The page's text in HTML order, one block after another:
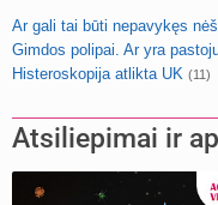
Ar gali tai būti nepavykęs
Gimdos polipai. Ar yra
Histeroskopija atlikta UK (11)
Atsiliepimai ir